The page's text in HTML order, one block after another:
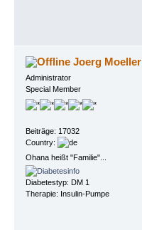
Joerg Moeller
Administrator
Special Member
Beiträge: 17032
Country:
Ohana heißt "Familie"...
Diabetestyp: DM 1
Therapie: Insulin-Pumpe